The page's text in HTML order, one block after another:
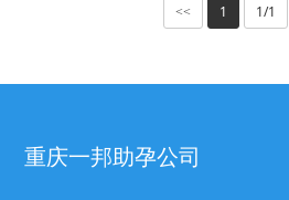
<< 1 1/1
重庆一邦助孕公司